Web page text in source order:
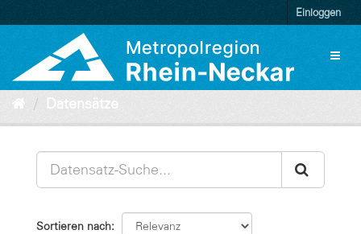
zum
Einloggen
Datensätze
Sortieren nach